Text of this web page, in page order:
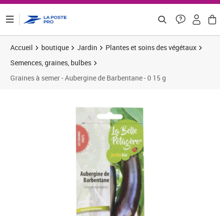
Accueil boutique Jardin
Plantes et soins des végétaux
Semences, graines, bulbes
Graines à semer - Aubergine de Barbentane - 0 15 g